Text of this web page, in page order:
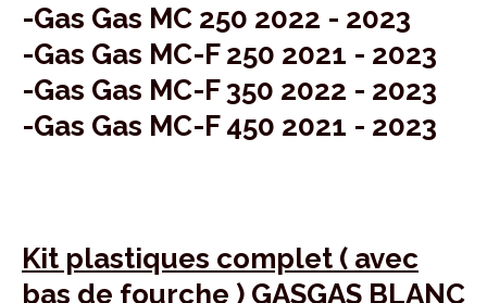
-Gas Gas MC 250 2022 - 2023
-Gas Gas MC-F 250 2021 - 2023
-Gas Gas MC-F 350 2022 - 2023
-Gas Gas MC-F 450 2021 - 2023
Kit plastiques complet ( avec
bas de fourche ) GASGAS BLANC